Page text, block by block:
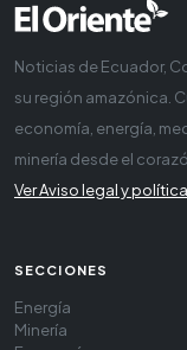
Noticias de Ecuador,
su región amazónica.
economía, energía,
minería desde el
Ver Aviso legal y
SECCIONES
Energía
Minería